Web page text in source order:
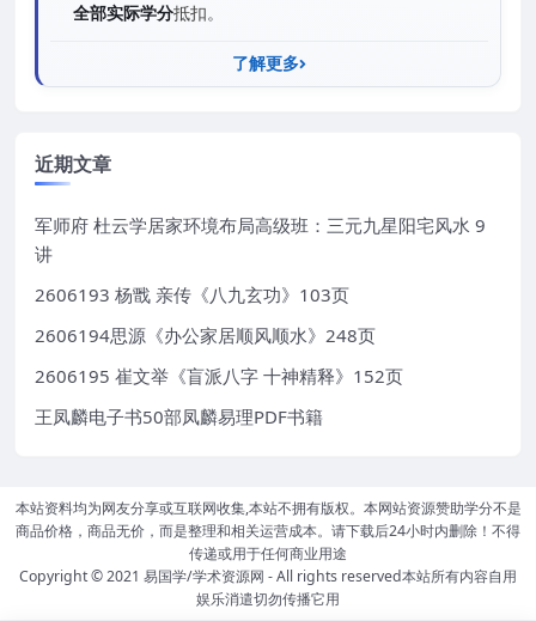
全部实际学分抵扣。
了解更多
近期文章
军师府 杜云学居家环境布局高级班：三元九星阳宅风水 9
讲
2606193 杨戬 亲传《八九玄功》103页
2606194思源《办公家居顺风顺水》248页
2606195 崔文举《盲派八字 十神精释》152页
王凤麟电子书50部凤麟易理PDF书籍
本站资料均为网友分享或互联网收集,本站不拥有版权。本网站资源赞助学分不是
商品价格，商品无价，而是整理和相关运营成本。请下载后24小时内删除！不得
传递或用于任何商业用途
Copyright © 2021 易国学/学术资源网 - All rights reserved本站所有内容自用
娱乐消遣切勿传播它用